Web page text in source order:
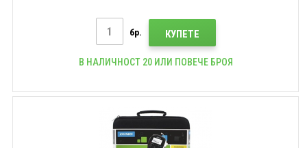
бр. КУПЕТЕ
В НАЛИЧНОСТ 20 ИЛИ ПОВЕЧЕ БРОЯ